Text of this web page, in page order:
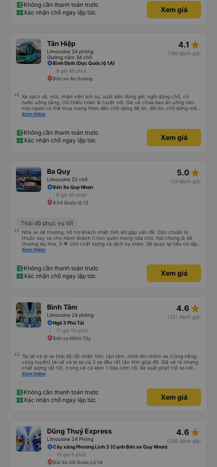
Không cần thanh toán trước
Xác nhận chỗ ngay lập tức
Xem giá
Tân Hiệp
Limousine 24 phòng
Giường nằm 34 chỗ
4.1 star_rate
(190 đánh giá)
Bình Định (Dọc Quốc lộ 1A)
9 giờ 40 phút
Bến xe An Sương
Xe sạch sẽ, mới, nhân viên lịch sự, xuất bến đúng giờ, ngồi đúng chỗ, có
nước uống sẵng. Chỉ thiếu toilet là tuyệt vời. Giá vé chưa bao ăn uống nên
mọi ngưòi có thể mua mang theo đến chỗ dừng để ăn, đôi lúc chỗ dừng mấy
món bạn ko thích hoặc giá cả hơi cao! Còn lại nhà xe rất ok, nên đi.
Xem thêm
Không cần thanh toán trước
Xác nhận chỗ ngay lập tức
Xem giá
Ba Quy
Limousine 22 chỗ
5.0 star_rate
(33 đánh giá)
Bến Xe Quy Nhơn
9 giờ 40 phút
834 Quốc lộ 13
Thái độ phục vụ tốt
Nhà xe dễ thương, hỗ trợ khách nhiệt tình khi gặp vấn đề. Còn chuẩn bị
thuốc say xe cho hành khách tí hon quên mang nữa chứ. Nói chung là dễ
thương xỉu nha, 5 🌟 cho chất lượng và dịch vụ nhee. Sẽ quay lại nếu có dịp
cần 💕
Xem thêm
Không cần thanh toán trước
Xác nhận chỗ ngay lập tức
Xem giá
Bình Tâm
Limousine 24 phòng
4.6 star_rate
(321 đánh giá)
Ngã 3 Phú Tài
11 giờ 10 phút
Bến xe Miền Tây
Tài xế và lơ xe thái độ rất nhiệt tình, tận tâm, mình lên nhầm xe (cùng hãng,
cùng tuyến) tài xế và lơ xe cả 2 xe đều rất tận tình giúp đỡ. Giá vé rẻ nhưng
chất lượng rất tốt, trong vé có kèm 1 bữa cơm tối. Xe xuất phát trễ so với
trên app 45p, nhưng do bão nên trời mưa rất to, có thể thông cảm được.
Xem thêm
Không cần thanh toán trước
Xác nhận chỗ ngay lập tức
Xem giá
Dũng Thuỷ Express
Limousine 24 Phòng
4.6 star_rate
(296 đánh giá)
Cây xăng Phương Linh 3 (Cạnh Bến xe Quy Nhơn)
13 giờ 5 phút
Bãi Xe 39 Quốc Lộ 1A